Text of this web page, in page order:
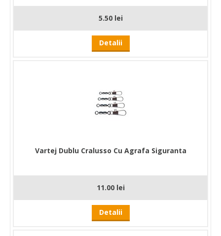
5.50 lei
Detalii
Vartej Dublu Cralusso Cu Agrafa Siguranta
11.00 lei
Detalii